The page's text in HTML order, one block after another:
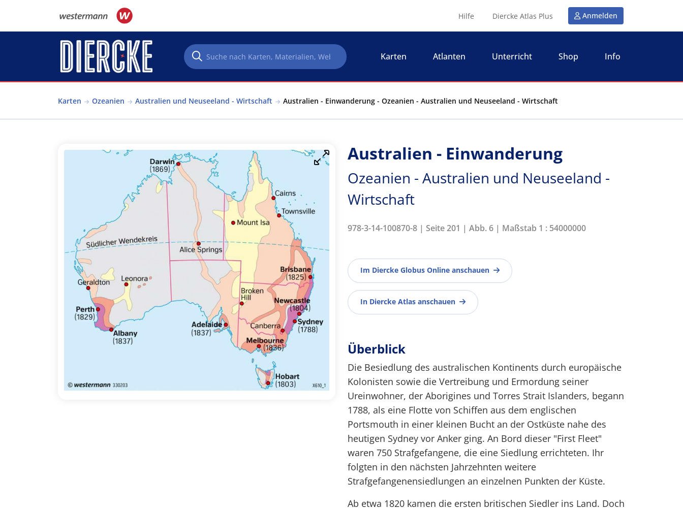
Hilfe Diercke Atlas Plus Anmelden
Karten Atlanten Unterricht Shop Info
Karten Ozeanien Australien und Neuseeland - Wirtschaft Australien - Einwanderung - Ozeanien - Australien und Neuseeland - Wirtschaft
Australien - Einwanderung
Ozeanien - Australien und Neuseeland -
Wirtschaft
978-3-14-100870-8 | Seite 201 | Abb. 6 | Maßstab 1 : 54000000
Im Diercke Globus Online anschauen
In Diercke Atlas anschauen
Überblick
Die Besiedlung des australischen Kontinents durch europäische
Kolonisten sowie die Vertreibung und Ermordung seiner
Ureinwohner, der Aborigines und Torres Strait Islanders, begann
1788, als eine Flotte von Schiffen aus dem englischen
Portsmouth in einer kleinen Bucht an der Ostküste nahe des
heutigen Sydney vor Anker ging. An Bord dieser "First Fleet"
waren 750 Strafgefangene, die eine Siedlung errichteten. Ihr
folgten in den nächsten Jahrzehnten weitere
Strafgefangenensiedlungen an einzelnen Punkten der Küste.
Ab etwa 1820 kamen die ersten britischen Siedler ins Land. Doch